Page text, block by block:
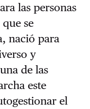
las personas
se
nació para
y
de las
este
el